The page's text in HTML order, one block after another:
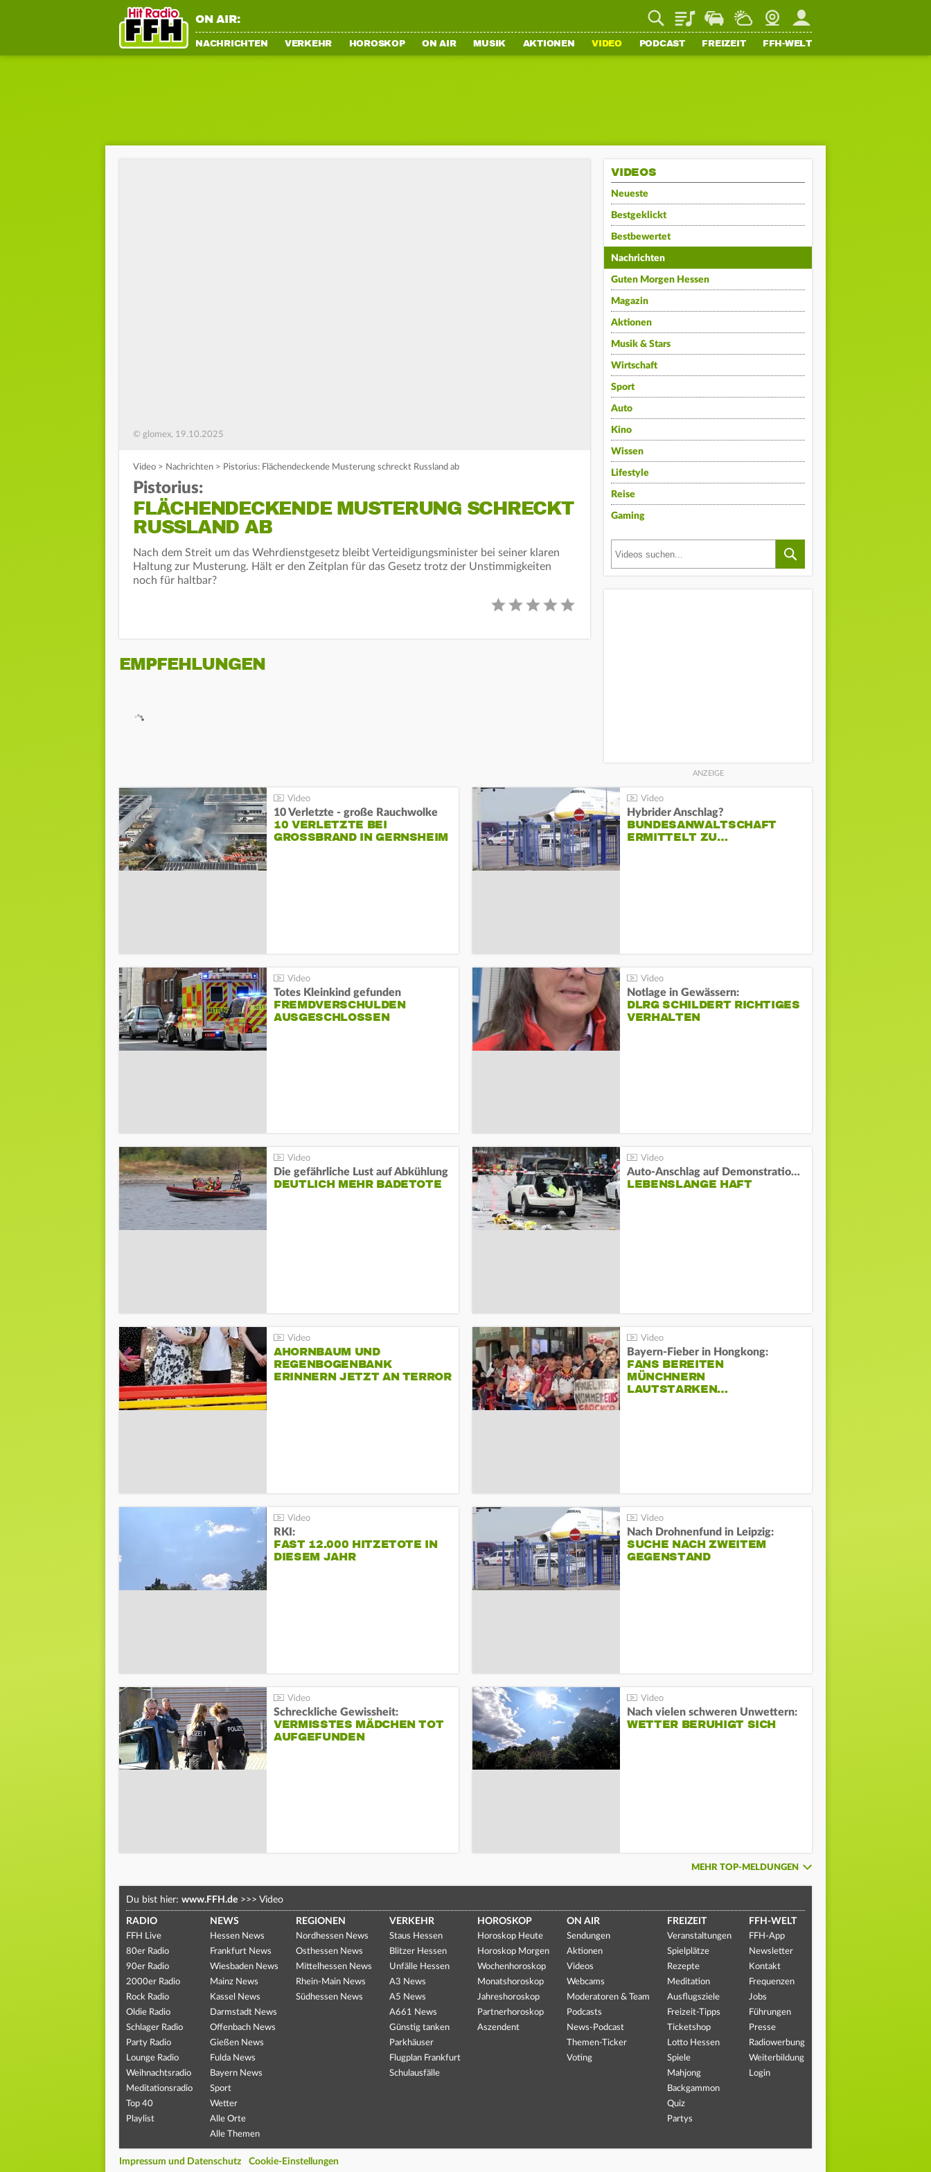
ON AIR: PlaylistStaupilotWetterWebcamMein FFH
NACHRICHTEN VERKEHR HOROSKOP ON AIR MUSIK AKTIONEN VIDEO PODCAST FREIZEIT FFH-WELT
© glomex, 19.10.2025
Video > Nachrichten > Pistorius: Flächendeckende Musterung schreckt Russland ab
Pistorius:
FLÄCHENDECKENDE MUSTERUNG SCHRECKT
RUSSLAND AB
Nach dem Streit um das Wehrdienstgesetz bleibt Verteidigungsminister bei seiner klaren
Haltung zur Musterung. Hält er den Zeitplan für das Gesetz trotz der Unstimmigkeiten
noch für haltbar?
EMPFEHLUNGEN
VIDEOS
Neueste
Bestgeklickt
Bestbewertet
Nachrichten
Guten Morgen Hessen
Magazin
Aktionen
Musik & Stars
Wirtschaft
Sport
Auto
Kino
Wissen
Lifestyle
Reise
Gaming
10 Verletzte - große Rauchwolke
10 VERLETZTE BEI
GROSSBRAND IN GERNSHEIM
Hybrider Anschlag?
BUNDESANWALTSCHAFT
ERMITTELT ZU…
Totes Kleinkind gefunden
FREMDVERSCHULDEN
AUSGESCHLOSSEN
Notlage in Gewässern:
DLRG SCHILDERT RICHTIGES
VERHALTEN
Die gefährliche Lust auf Abkühlung
DEUTLICH MEHR BADETOTE
Auto-Anschlag auf Demonstration in München:
LEBENSLANGE HAFT
AHORNBAUM UND
REGENBOGENBANK
ERINNERN JETZT AN TERROR
Bayern-Fieber in Hongkong:
FANS BEREITEN
MÜNCHNERN
LAUTSTARKEN…
RKI:
FAST 12.000 HITZETOTE IN
DIESEM JAHR
Nach Drohnenfund in Leipzig:
SUCHE NACH ZWEITEM
GEGENSTAND
Schreckliche Gewissheit:
VERMISSTES MÄDCHEN TOT
AUFGEFUNDEN
Nach vielen schweren Unwettern:
WETTER BERUHIGT SICH
MEHR TOP-MELDUNGEN
Du bist hier: www.FFH.de >>> Video
RADIO
FFH Live
80er Radio
90er Radio
2000er Radio
Rock Radio
Oldie Radio
Schlager Radio
Party Radio
Lounge Radio
Weihnachtsradio
Meditationsradio
Top 40
Playlist
NEWS
Hessen News
Frankfurt News
Wiesbaden News
Mainz News
Kassel News
Darmstadt News
Offenbach News
Gießen News
Fulda News
Bayern News
Sport
Wetter
Alle Orte
Alle Themen
REGIONEN
Nordhessen News
Osthessen News
Mittelhessen News
Rhein-Main News
Südhessen News
VERKEHR
Staus Hessen
Blitzer Hessen
Unfälle Hessen
A3 News
A5 News
A661 News
Günstig tanken
Parkhäuser
Flugplan Frankfurt
Schulausfälle
HOROSKOP
Horoskop Heute
Horoskop Morgen
Wochenhoroskop
Monatshoroskop
Jahreshoroskop
Partnerhoroskop
Aszendent
ON AIR
Sendungen
Aktionen
Videos
Webcams
Moderatoren & Team
Podcasts
News-Podcast
Themen-Ticker
Voting
FREIZEIT
Veranstaltungen
Spielplätze
Rezepte
Meditation
Ausflugsziele
Freizeit-Tipps
Ticketshop
Lotto Hessen
Spiele
Mahjong
Backgammon
Quiz
Partys
FFH-WELT
FFH-App
Newsletter
Kontakt
Frequenzen
Jobs
Führungen
Presse
Radiowerbung
Weiterbildung
Login
Impressum und Datenschutz Cookie-Einstellungen